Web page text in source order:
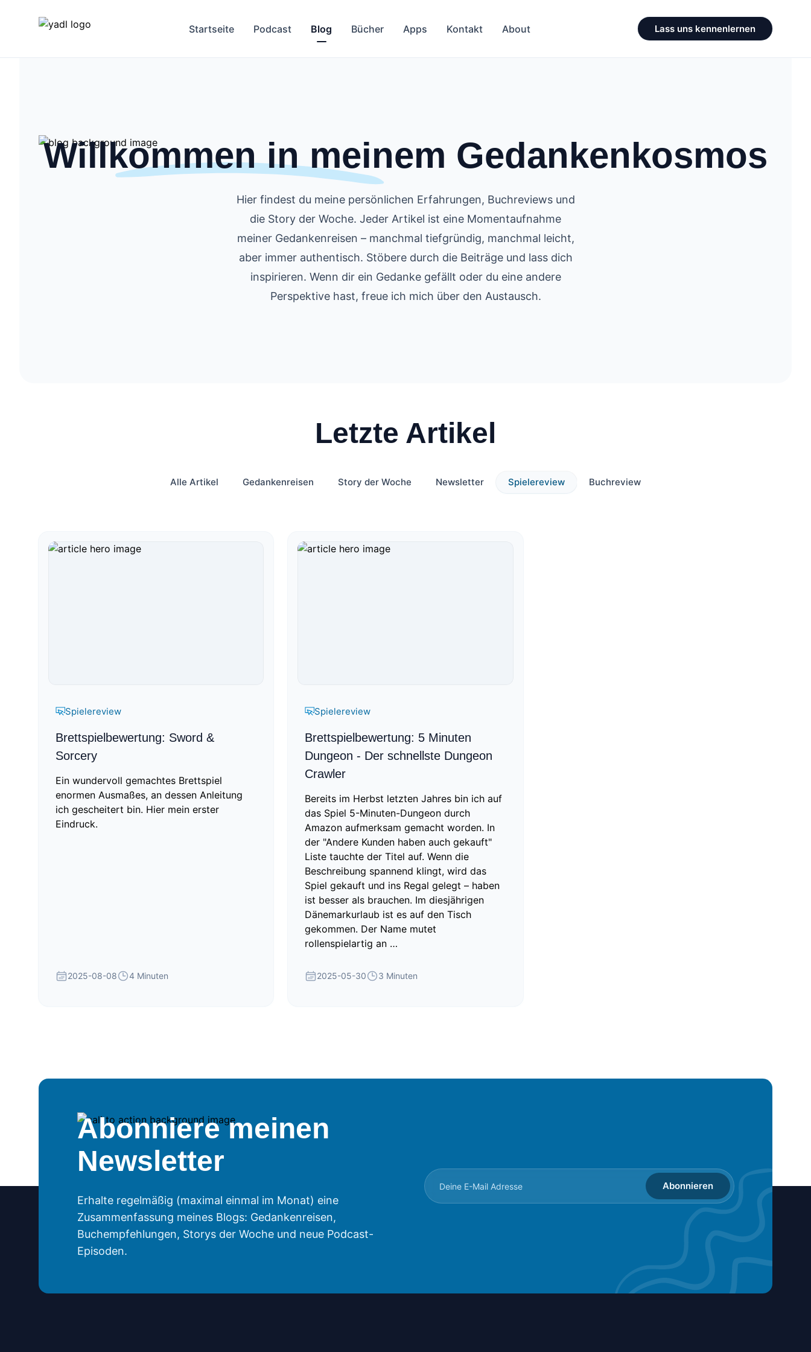
Startseite Podcast Blog Bücher Apps Kontakt About Lass uns kennenlernen
Willkommen in meinem Gedankenkosmos
Hier findest du meine persönlichen Erfahrungen, Buchreviews und
die Story der Woche. Jeder Artikel ist eine Momentaufnahme
meiner Gedankenreisen – manchmal tiefgründig, manchmal leicht,
aber immer authentisch. Stöbere durch die Beiträge und lass dich
inspirieren. Wenn dir ein Gedanke gefällt oder du eine andere
Perspektive hast, freue ich mich über den Austausch.
Letzte Artikel
Alle Artikel Gedankenreisen Story der Woche Newsletter Spielereview Buchreview
Spielereview
Brettspielbewertung: Sword &
Sorcery
Ein wundervoll gemachtes Brettspiel
enormen Ausmaßes, an dessen Anleitung
ich gescheitert bin. Hier mein erster
Eindruck.
2025-08-08 4 Minuten
Spielereview
Brettspielbewertung: 5 Minuten
Dungeon - Der schnellste Dungeon
Crawler
Bereits im Herbst letzten Jahres bin ich auf
das Spiel 5-Minuten-Dungeon durch
Amazon aufmerksam gemacht worden. In
der "Andere Kunden haben auch gekauft"
Liste tauchte der Titel auf. Wenn die
Beschreibung spannend klingt, wird das
Spiel gekauft und ins Regal gelegt – haben
ist besser als brauchen. Im diesjährigen
Dänemarkurlaub ist es auf den Tisch
gekommen. Der Name mutet
rollenspielartig an …
2025-05-30 3 Minuten
Abonniere meinen
Newsletter
Erhalte regelmäßig (maximal einmal im Monat) eine
Zusammenfassung meines Blogs: Gedankenreisen,
Buchempfehlungen, Storys der Woche und neue Podcast-
Episoden.
Abonnieren